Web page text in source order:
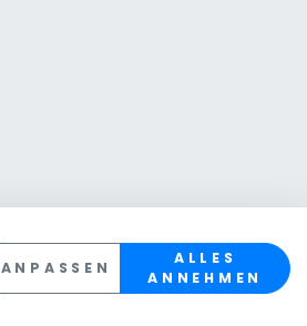
ANPASSEN
ALLES
ANNEHMEN